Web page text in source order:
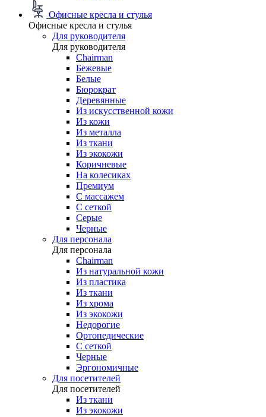
Офисные кресла и стулья
Офисные кресла и стулья
Для руководителя
Для руководителя
Chairman
Бежевые
Белые
Бюрократ
Деревянные
Из искусственной кожи
Из кожи
Из металла
Из ткани
Из экокожи
Коричневые
На колесиках
Премиум
С массажем
С сеткой
Серые
Черные
Для персонала
Для персонала
Chairman
Из натуральной кожи
Из пластика
Из ткани
Из хрома
Из экокожи
Недорогие
Ортопедические
С сеткой
Черные
Эргономичные
Для посетителей
Для посетителей
Из ткани
Из экокожи